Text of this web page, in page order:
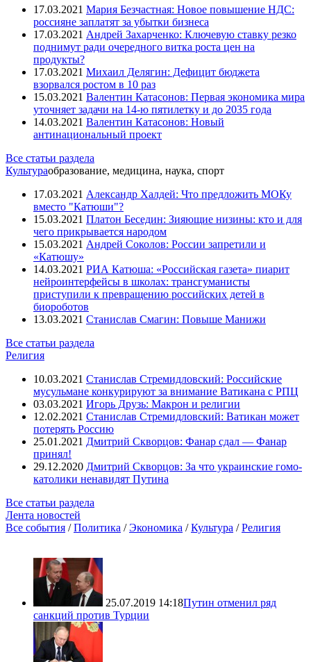
17.03.2021 Мария Безчастная: Новое повышение НДС:
россияне заплатят за убытки бизнеса
17.03.2021 Андрей Захарченко: Ключевую ставку резко
поднимут ради очередного витка роста цен на
продукты?
17.03.2021 Михаил Делягин: Дефицит бюджета
взорвался ростом в 10 раз
15.03.2021 Валентин Катасонов: Первая экономика мира
уточняет задачи на 14-ю пятилетку и до 2035 года
14.03.2021 Валентин Катасонов: Новый
антинациональный проект
Все статьи раздела
Культураобразование, медицина, наука, спорт
17.03.2021 Александр Халдей: Что предложить МОКу
вместо "Катюши"?
15.03.2021 Платон Беседин: Зияющие низины: кто и для
чего прикрывается народом
15.03.2021 Андрей Соколов: России запретили и
«Катюшу»
14.03.2021 РИА Катюша: «Российская газета» пиарит
нейроинтерфейсы в школах: трансгуманисты
приступили к превращению российских детей в
биороботов
13.03.2021 Станислав Смагин: Повыше Манижи
Все статьи раздела
Религия
10.03.2021 Станислав Стремидловский: Российские
мусульмане конкурируют за внимание Ватикана с РПЦ
03.03.2021 Игорь Друзь: Макрон и религии
12.02.2021 Станислав Стремидловский: Ватикан может
потерять Россию
25.01.2021 Дмитрий Скворцов: Фанар сдал — Фанар
принял!
29.12.2020 Дмитрий Скворцов: За что украинские гомо-
католики ненавидят Путина
Все статьи раздела
Лента новостей
Все события /Политика /Экономика /Культура /Религия
25.07.2019 14:18Путин отменил ряд
санкций против Турции